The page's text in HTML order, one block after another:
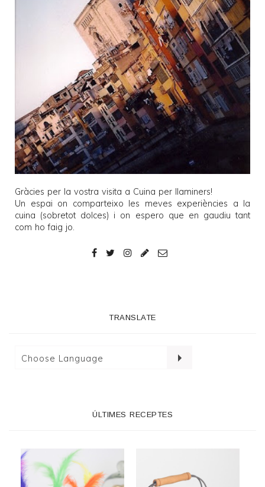
Gràcies per la vostra visita a Cuina per llaminers!
Un espai on comparteixo les meves experiències a la
cuina (sobretot dolces) i on espero que en gaudiu tant
com ho faig jo.
TRANSLATE
ÚLTIMES RECEPTES